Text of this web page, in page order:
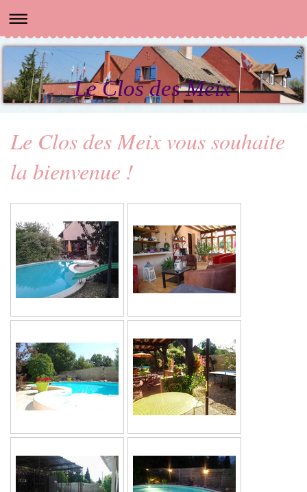
Le Clos des Meix
Le Clos des Meix vous souhaite
la bienvenue !